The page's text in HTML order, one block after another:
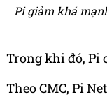
Pi giảm khá
Trong khi đó, Pi
Theo CMC, Pi